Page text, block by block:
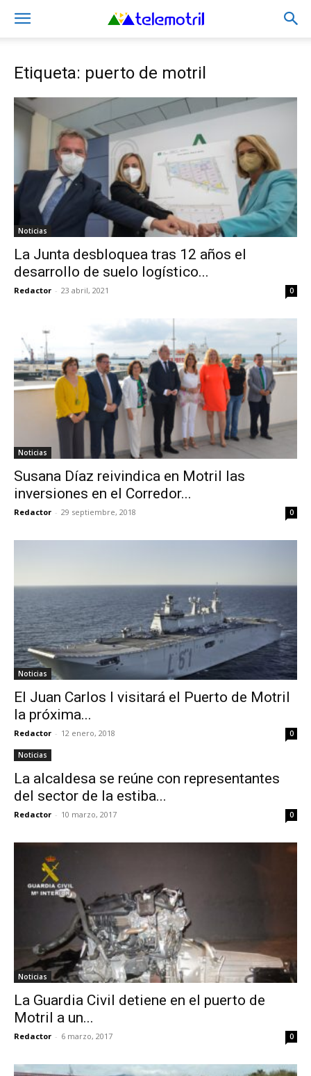
Etiqueta: puerto de motril
Noticias
La Junta desbloquea tras 12 años el
desarrollo de suelo logístico...
Redactor - 23 abril, 2021 0
Noticias
Susana Díaz reivindica en Motril las
inversiones en el Corredor...
Redactor - 29 septiembre, 2018 0
Noticias
El Juan Carlos I visitará el Puerto de Motril
la próxima...
Redactor - 12 enero, 2018 0
Noticias
La alcaldesa se reúne con representantes
del sector de la estiba...
Redactor - 10 marzo, 2017 0
Noticias
La Guardia Civil detiene en el puerto de
Motril a un...
Redactor - 6 marzo, 2017 0